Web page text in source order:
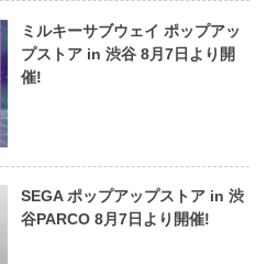
ミルキーサブウェイ ポップアッ
プストア in 渋谷 8月7日より開
催!
SEGA ポップアップストア in 渋
谷PARCO 8月7日より開催!